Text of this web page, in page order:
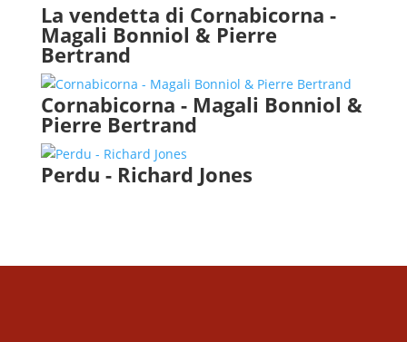
La vendetta di Cornabicorna -
Magali Bonniol & Pierre
Bertrand
Cornabicorna - Magali Bonniol &
Pierre Bertrand
Perdu - Richard Jones